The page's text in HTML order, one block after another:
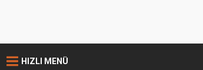
HIZLI MENÜ